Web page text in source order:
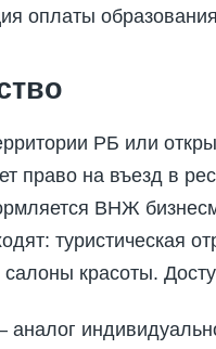
оплаты
РБ или
право на въезд в
ВНЖ
туристическая
красоты.